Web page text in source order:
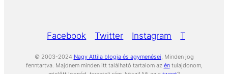
Facebook Twitter Instagram Tumblr
© 2003-2024 Nagy Attila blogja és agymenései , Minden jog
fenntartva. Majdnem minden itt található tartalom az éntulajdonom,